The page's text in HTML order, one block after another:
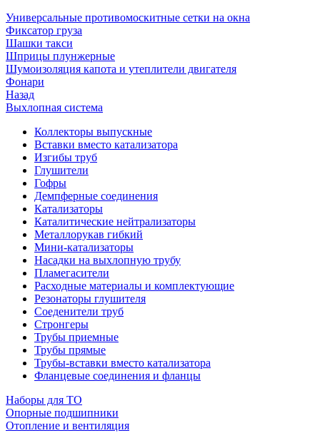
Универсальные противомоскитные сетки на окна
Фиксатор груза
Шашки такси
Шприцы плунжерные
Шумоизоляция капота и утеплители двигателя
Фонари
Назад
Выхлопная система
Коллекторы выпускные
Вставки вместо катализатора
Изгибы труб
Глушители
Гофры
Демпферные соединения
Катализаторы
Каталитические нейтрализаторы
Металлорукав гибкий
Мини-катализаторы
Насадки на выхлопную трубу
Пламегасители
Расходные материалы и комплектующие
Резонаторы глушителя
Соеденители труб
Стронгеры
Трубы приемные
Трубы прямые
Трубы-вставки вместо катализатора
Фланцевые соединения и фланцы
Наборы для ТО
Опорные подшипники
Отопление и вентиляция